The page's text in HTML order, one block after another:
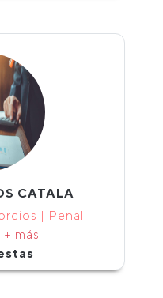
CATALA
| Penal |
+ más